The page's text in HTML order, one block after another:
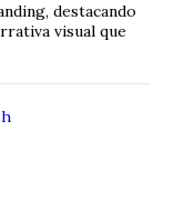
destacando
visual que